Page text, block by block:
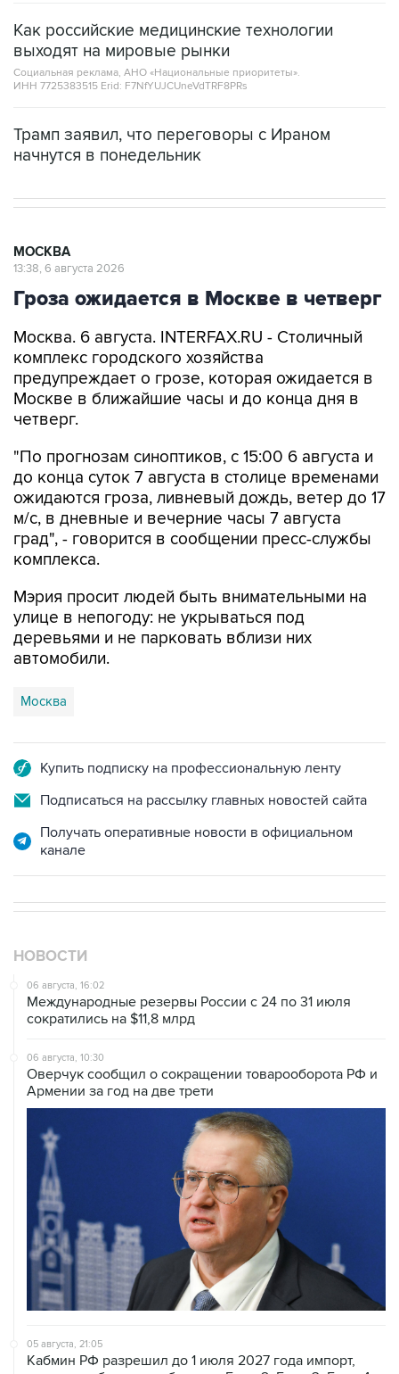
Как российские медицинские технологии
выходят на мировые рынки
Социальная реклама, АНО «Национальные приоритеты».
ИНН 7725383515 Erid: F7NfYUJCUneVdTRF8PRs
Трамп заявил, что переговоры с Ираном
начнутся в понедельник
МОСКВА
13:38, 6 августа 2026
Гроза ожидается в Москве в четверг
Москва. 6 августа. INTERFAX.RU - Столичный
комплекс городского хозяйства
предупреждает о грозе, которая ожидается в
Москве в ближайшие часы и до конца дня в
четверг.
"По прогнозам синоптиков, с 15:00 6 августа и
до конца суток 7 августа в столице временами
ожидаются гроза, ливневый дождь, ветер до 17
м/с, в дневные и вечерние часы 7 августа
град", - говорится в сообщении пресс-службы
комплекса.
Мэрия просит людей быть внимательными на
улице в непогоду: не укрываться под
деревьями и не парковать вблизи них
автомобили.
Москва
Купить подписку на профессиональную ленту
Подписаться на рассылку главных новостей сайта
Получать оперативные новости в официальном
канале
НОВОСТИ
06 августа, 16:02
Международные резервы России с 24 по 31 июля
сократились на $11,8 млрд
06 августа, 10:30
Оверчук сообщил о сокращении товарооборота РФ и
Армении за год на две трети
05 августа, 21:05
Кабмин РФ разрешил до 1 июля 2027 года импорт,